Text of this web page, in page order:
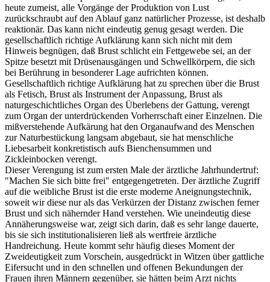
heute zumeist, alle Vorgänge der Produktion von Lust
zurückschraubt auf den Ablauf ganz natürlicher Prozesse, ist deshalb
reaktionär. Das kann nicht eindeutig genug gesagt werden. Die
gesellschaftlich richtige Aufklärung kann sich nicht mit dem
Hinweis begnügen, daß Brust schlicht ein Fettgewebe sei, an der
Spitze besetzt mit Drüsenausgängen und Schwellkörpern, die sich
bei Berührung in besonderer Lage aufrichten können.
Gesellschaftlich richtige Aufklärung hat zu sprechen über die Brust
als Fetisch, Brust als Instrument der Anpassung, Brust als
naturgeschichtliches Organ des Überlebens der Gattung, verengt
zum Organ der unterdrückenden Vorherrschaft einer Einzelnen. Die
mißverstehende Aufkärung hat den Organaufwand des Menschen
zur Naturbestückung langsam abgebaut, sie hat menschliche
Liebesarbeit konkretistisch aufs Bienchensummen und
Zickleinbocken verengt.
Dieser Verengung ist zum ersten Male der ärztliche Jahrhundertruf:
"Machen Sie sich bitte frei" entgegengetreten. Der ärztliche Zugriff
auf die weibliche Brust ist die erste moderne Aneignungstechnik,
soweit wir diese nur als das Verkürzen der Distanz zwischen ferner
Brust und sich nähernder Hand verstehen. Wie uneindeutig diese
Annäherungsweise war, zeigt sich darin, daß es sehr lange dauerte,
bis sie sich institutionalisieren ließ als wertfreie ärztliche
Handreichung. Heute kommt sehr häufig dieses Moment der
Zweideutigkeit zum Vorschein, ausgedrückt in Witzen über gattliche
Eifersucht und in den schnellen und offenen Bekundungen der
Frauen ihren Männern gegenüber, sie hätten beim Arzt nichts